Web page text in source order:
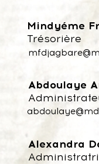
Mindyéme
Trésorière
Abdoulaye
Alexandra